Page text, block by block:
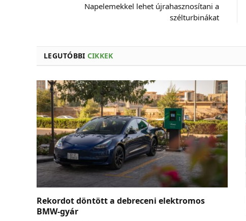
Napelemekkel lehet újrahasznosítani a
szélturbinákat
LEGUTÓBBI CIKKEK
Rekordot döntött a debreceni elektromos
BMW-gyár